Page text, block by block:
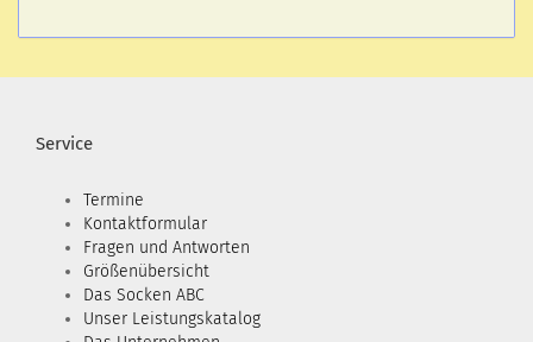
Service
Termine
Kontaktformular
Fragen und Antworten
Größenübersicht
Das Socken ABC
Unser Leistungskatalog